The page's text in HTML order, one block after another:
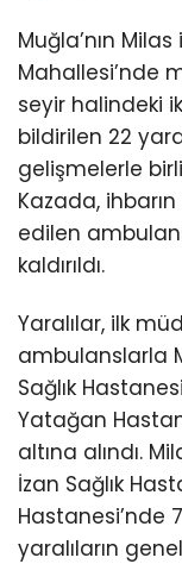
Muğla’nın
Mahallesi’nde
seyir halindeki
bildirilen 22
gelişmelerle
Kazada,
edilen
kaldırıldı.
Yaralılar, ilk
ambulanslarla
Sağlık
Yatağan
altına alındı.
İzan Sağlık
Hastanesi’nde
yaralıların